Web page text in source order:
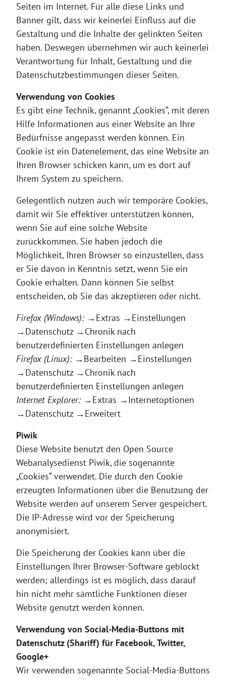
Seiten im Internet. Für alle diese Links und
Banner gilt, dass wir keinerlei Einfluss auf die
Gestaltung und die Inhalte der gelinkten Seiten
haben. Deswegen übernehmen wir auch keinerlei
Verantwortung für Inhalt, Gestaltung und die
Datenschutzbestimmungen dieser Seiten.
Verwendung von Cookies
Es gibt eine Technik, genannt „Cookies“, mit deren
Hilfe Informationen aus einer Website an Ihre
Bedürfnisse angepasst werden können. Ein
Cookie ist ein Datenelement, das eine Website an
Ihren Browser schicken kann, um es dort auf
Ihrem System zu speichern.
Gelegentlich nutzen auch wir temporäre Cookies,
damit wir Sie effektiver unterstützen können,
wenn Sie auf eine solche Website
zurückkommen. Sie haben jedoch die
Möglichkeit, Ihren Browser so einzustellen, dass
er Sie davon in Kenntnis setzt, wenn Sie ein
Cookie erhalten. Dann können Sie selbst
entscheiden, ob Sie das akzeptieren oder nicht.
Firefox (Windows): →Extras →Einstellungen
→Datenschutz →Chronik nach
benutzerdefinierten Einstellungen anlegen
Firefox (Linux): →Bearbeiten →Einstellungen
→Datenschutz →Chronik nach
benutzerdefinierten Einstellungen anlegen
Internet Explorer: →Extras →Internetoptionen
→Datenschutz →Erweitert
Piwik
Diese Website benutzt den Open Source
Webanalysedienst Piwik, die sogenannte
„Cookies“ verwendet. Die durch den Cookie
erzeugten Informationen über die Benutzung der
Website werden auf unserem Server gespeichert.
Die IP-Adresse wird vor der Speicherung
anonymisiert.
Die Speicherung der Cookies kann über die
Einstellungen Ihrer Browser-Software geblockt
werden; allerdings ist es möglich, dass darauf
hin nicht mehr sämtliche Funktionen dieser
Website genutzt werden können.
Verwendung von Social-Media-Buttons mit
Datenschutz (Shariff) für Facebook, Twitter,
Google+
Wir verwenden sogenannte Social-Media-Buttons